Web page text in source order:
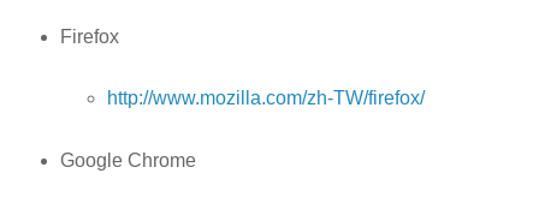
Firefox
http://www.mozilla.com/zh-TW/firefox/
Google Chrome